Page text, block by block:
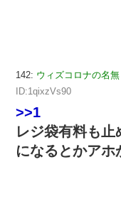
142: ウィズコロナの名
ID:1qixzVs90
>>1
レジ袋有料も
になるとかアホ